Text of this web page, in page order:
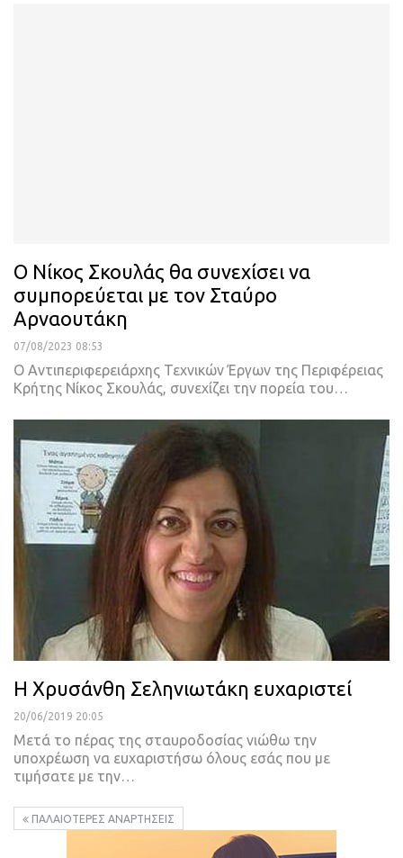
Ο Νίκος Σκουλάς θα συνεχίσει να
συμπορεύεται με τον Σταύρο
Αρναουτάκη
07/08/2023 08:53
Ο Αντιπεριφερειάρχης Τεχνικών Έργων της Περιφέρειας
Κρήτης Νίκος Σκουλάς, συνεχίζει την πορεία του…
Η Χρυσάνθη Σεληνιωτάκη ευχαριστεί
20/06/2019 20:05
Μετά το πέρας της σταυροδοσίας νιώθω την
υποχρέωση να ευχαριστήσω όλους εσάς που με
τιμήσατε με την…
ΠΑΛΑΙΌΤΕΡΕΣ ΑΝΑΡΤΉΣΕΙΣ